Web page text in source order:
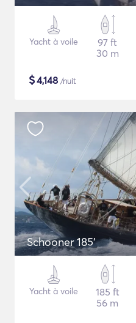
Yacht à voile
97 ft
30 m
$4,148 /nuit
Schooner 185'
Yacht à voile
185 ft
56 m